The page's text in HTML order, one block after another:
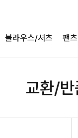
블라우스/셔츠 팬츠
교환/반